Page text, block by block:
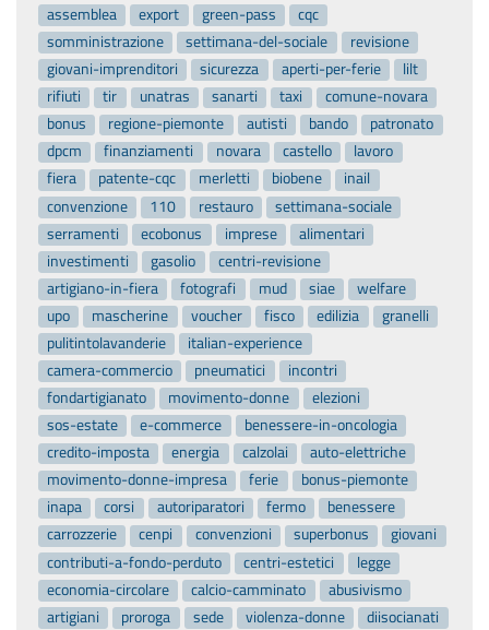
assemblea
export green-pass
cqc
somministrazione
settimana-del-sociale
revisione
giovani-imprenditori
sicurezza aperti-per-ferie
lilt
rifiuti
tir unatras sanarti taxi
comune-novara
bonus
regione-piemonte autisti bando
patronato
dpcm
finanziamenti novara castello
lavoro
fiera
patente-cqc merletti biobene
inail
convenzione
110 restauro
settimana-sociale
serramenti
ecobonus imprese
alimentari
investimenti
gasolio
centri-revisione
artigiano-in-fiera
fotografi mud siae
welfare
upo
mascherine voucher fisco edilizia
granelli
pulitintolavanderie
italian-experience
camera-commercio
pneumatici
incontri
fondartigianato
movimento-donne
elezioni
sos-estate
e-commerce
benessere-in-oncologia
credito-imposta
energia calzolai
auto-elettriche
movimento-donne-impresa
ferie
bonus-piemonte
inapa
corsi autoriparatori fermo
benessere
carrozzerie
cenpi convenzioni superbonus
giovani
contributi-a-fondo-perduto
centri-estetici
legge
economia-circolare
calcio-camminato
abusivismo
artigiani
proroga sede violenza-donne diisocianati